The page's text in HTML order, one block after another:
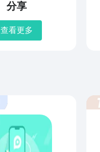
分享
查看更多